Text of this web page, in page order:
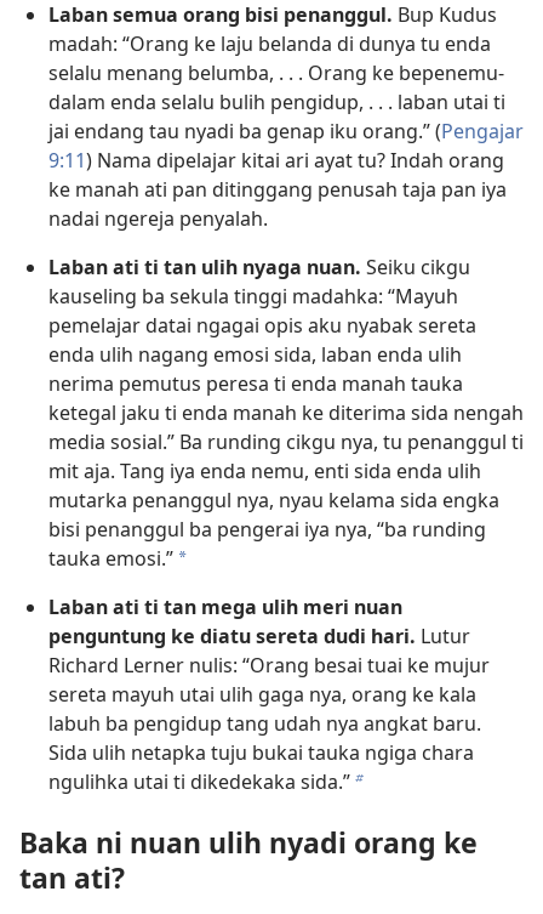
Laban semua orang bisi penanggul. Bup Kudus
madah: “Orang ke laju belanda di dunya tu enda
selalu menang belumba, . . . Orang ke bepenemu-
dalam enda selalu bulih pengidup, . . . laban utai ti
jai endang tau nyadi ba genap iku orang.” (Pengajar
9:11) Nama dipelajar kitai ari ayat tu? Indah orang
ke manah ati pan ditinggang penusah taja pan iya
nadai ngereja penyalah.
Laban ati ti tan ulih nyaga nuan. Seiku cikgu
kauseling ba sekula tinggi madahka: “Mayuh
pemelajar datai ngagai opis aku nyabak sereta
enda ulih nagang emosi sida, laban enda ulih
nerima pemutus peresa ti enda manah tauka
ketegal jaku ti enda manah ke diterima sida nengah
media sosial.” Ba runding cikgu nya, tu penanggul ti
mit aja. Tang iya enda nemu, enti sida enda ulih
mutarka penanggul nya, nyau kelama sida engka
bisi penanggul ba pengerai iya nya, “ba runding
tauka emosi.” a
Laban ati ti tan mega ulih meri nuan
penguntung ke diatu sereta dudi hari. Lutur
Richard Lerner nulis: “Orang besai tuai ke mujur
sereta mayuh utai ulih gaga nya, orang ke kala
labuh ba pengidup tang udah nya angkat baru.
Sida ulih netapka tuju bukai tauka ngiga chara
ngulihka utai ti dikedekaka sida.”b
Baka ni nuan ulih nyadi orang ke
tan ati?